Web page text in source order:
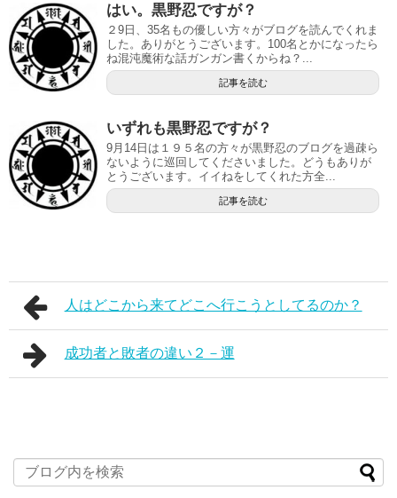
はい。黒野忍ですが？
２9日、35名もの優しい方々がブログを読んでくれま
した。ありがとうございます。100名とかになったら
ね混沌魔術な話ガンガン書くからね？...
記事を読む
いずれも黒野忍ですが？
9月14日は１９５名の方々が黒野忍のブログを過疎ら
ないように巡回してくださいました。どうもありが
とうございます。イイねをしてくれた方全...
記事を読む
人はどこから来てどこへ行こうとしてるのか？
成功者と敗者の違い２－運